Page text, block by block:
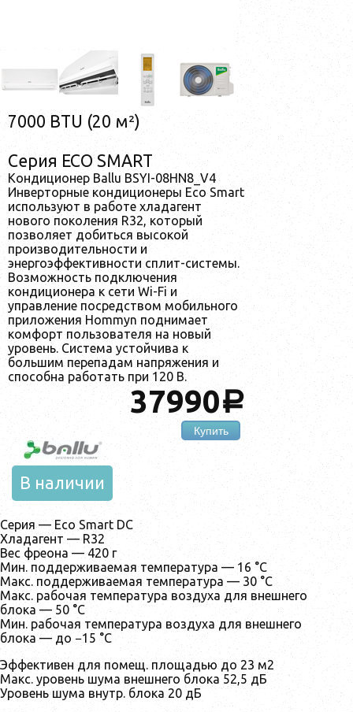
7000 BTU (20 м²)
Серия ECO SMART
Кондиционер Ballu BSYI-08HN8_V4
Инверторные кондиционеры Eco Smart
используют в работе хладагент
нового поколения R32, который
позволяет добиться высокой
производительности и
энергоэффективности сплит-системы.
Возможность подключения
кондиционера к сети Wi-Fi и
управление посредством мобильного
приложения Hommyn поднимает
комфорт пользователя на новый
уровень. Система устойчива к
большим перепадам напряжения и
способна работать при 120 В.
37990a
Купить
В наличии
Серия — Eco Smart DC
Хладагент — R32
Вес фреона — 420 г
Мин. поддерживаемая температура — 16 °С
Макс. поддерживаемая температура — 30 °С
Макс. рабочая температура воздуха для внешнего
блока — 50 °С
Мин. рабочая температура воздуха для внешнего
блока — до −15 °С
Эффективен для помещ. площадью до 23 м2
Макс. уровень шума внешнего блока 52,5 дБ
Уровень шума внутр. блока 20 дБ